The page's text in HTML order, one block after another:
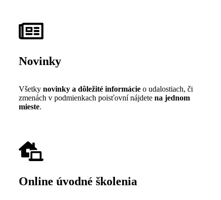
Novinky
Všetky novinky a dôležité informácie o udalostiach, či
zmenách v podmienkach poisťovní nájdete na jednom
mieste.
Online úvodné školenia